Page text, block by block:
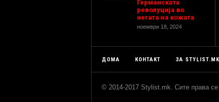
Германската
револуција во
негата на кожата
ноември 18, 2024
ДОМА КОНТАКТ ЗА STYLIST.MK
© 2014-2017 Stylist.mk. Сите права